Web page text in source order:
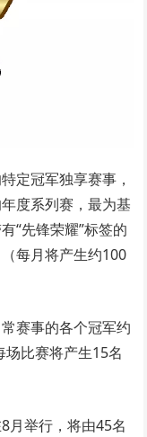
定冠军独享赛事，
度系列赛，最为基
“先锋荣耀”标签的
每月将产生约100
赛事的各个冠军约
比赛将产生15名
月举行，将由45名